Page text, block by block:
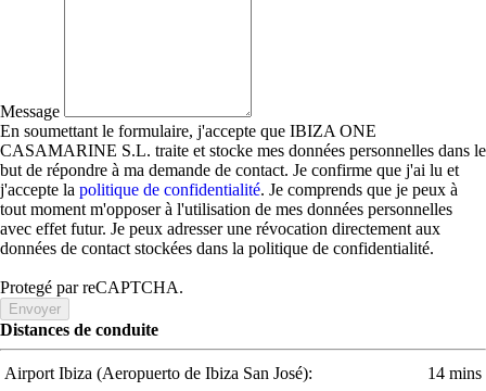
Message
En soumettant le formulaire, j'accepte que IBIZA ONE
CASAMARINE S.L. traite et stocke mes données personnelles dans le
but de répondre à ma demande de contact. Je confirme que j'ai lu et
j'accepte la politique de confidentialité. Je comprends que je peux à
tout moment m'opposer à l'utilisation de mes données personnelles
avec effet futur. Je peux adresser une révocation directement aux
données de contact stockées dans la politique de confidentialité.
Protegé par reCAPTCHA.
Envoyer
Distances de conduite
Airport Ibiza (Aeropuerto de Ibiza San José):
14 mins